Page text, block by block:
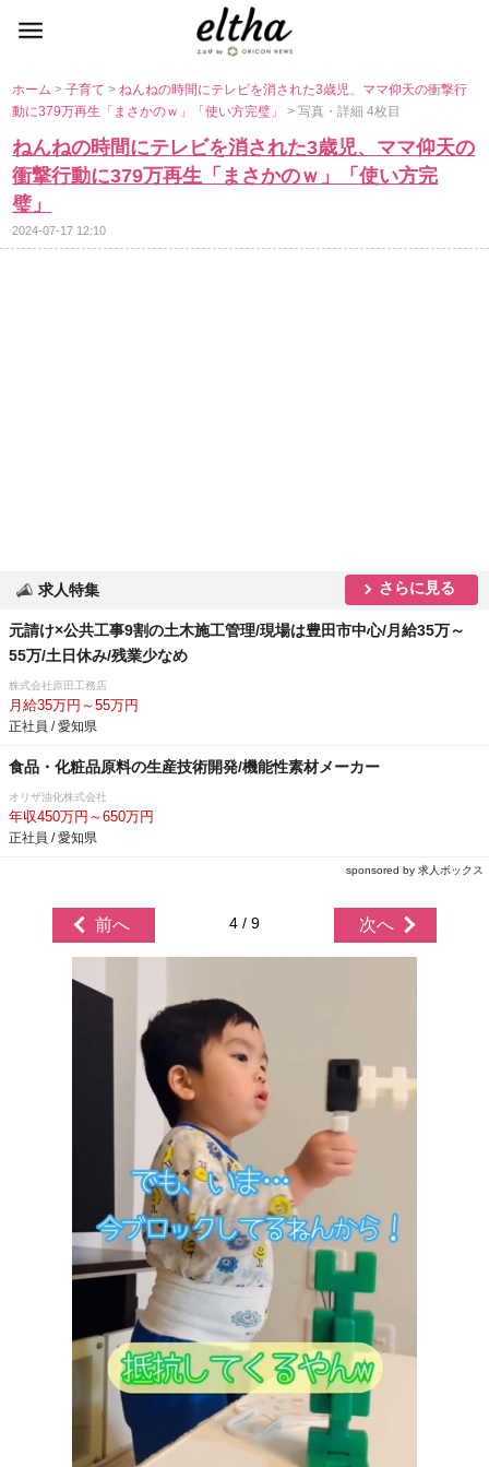
ホーム>子育て>ねんねの時間にテレビを消された3歳児、ママ仰天の衝撃行
動に379万再生「まさかのｗ」「使い方完璧」> 写真・詳細 4枚目
ねんねの時間にテレビを消された3歳児、ママ仰天の
衝撃行動に379万再生「まさかのｗ」「使い方完
璧」
2024-07-17 12:10
求人特集 さらに見る
元請け×公共工事9割の土木施工管理/現場は豊田市中心/月給35万～
55万/土日休み/残業少なめ
株式会社原田工務店
月給35万円～55万円
正社員 / 愛知県
食品・化粧品原料の生産技術開発/機能性素材メーカー
オリザ油化株式会社
年収450万円～650万円
正社員 / 愛知県
sponsored by 求人ボックス
前へ 4 / 9 次へ